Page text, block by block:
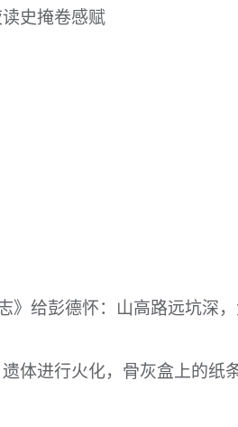
史掩卷感赋
》给彭德怀：山高路远坑深
体进行火化，骨灰盒上的纸